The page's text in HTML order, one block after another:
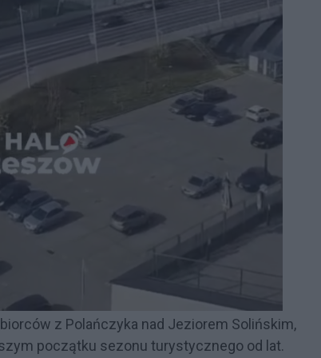
z Polańczyka nad Jeziorem Solińskim,
początku sezonu turystycznego od lat.